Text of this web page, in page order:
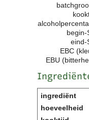
begin-
eind-
EBC
EBU
Informatie
Bestuur
- Historie